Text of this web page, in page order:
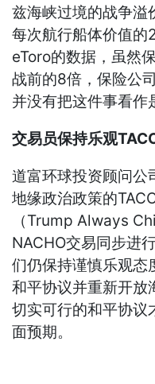
兹海峡过境的战争溢
每次航行船体价值的
eToro的数据，虽然
战前的8倍，保险公
并没有把这件事看作
交易员保持乐观
道富环球投资顾问公
地缘政治政策的
（Trump Always
NACHO交易同步进
们仍保持谨慎乐观态
和平协议并重新开放
切实可行的和平协议
面预期。